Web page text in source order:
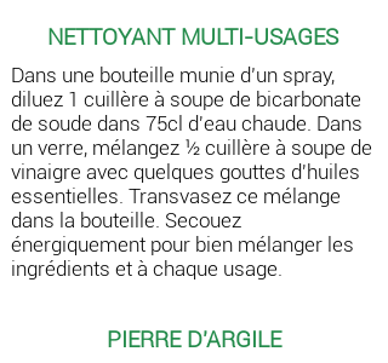
NETTOYANT MULTI-USAGES
Dans une bouteille munie d’un spray,
diluez 1 cuillère à soupe de bicarbonate
de soude dans 75cl d'eau chaude. Dans
un verre, mélangez ½ cuillère à soupe de
vinaigre avec quelques gouttes d'huiles
essentielles. Transvasez ce mélange
dans la bouteille. Secouez
énergiquement pour bien mélanger les
ingrédients et à chaque usage.
PIERRE D'ARGILE